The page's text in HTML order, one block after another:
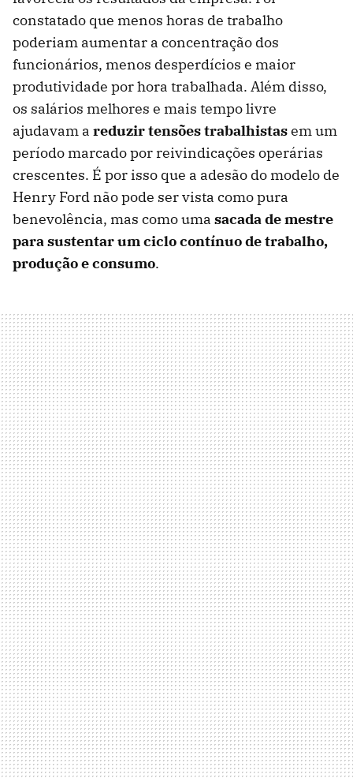
constatado que menos horas de trabalho
poderiam aumentar a concentração dos
funcionários, menos desperdícios e maior
produtividade por hora trabalhada. Além disso,
os salários melhores e mais tempo livre
ajudavam a reduzir tensões trabalhistasem um
período marcado por reivindicações operárias
crescentes. É por isso que a adesão do modelo de
Henry Ford não pode ser vista como pura
benevolência, mas como uma sacada de mestre
para sustentar um ciclo contínuo de trabalho,
produção e consumo.